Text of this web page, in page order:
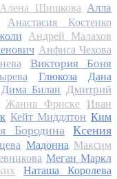
Алена Шишкова Алла
Анастасия Костенко
Андрей Малахов
Анфиса Чехова
Виктория Боня
Глюкоза
Дана
Дима Билан
Дмитрий
Жанна Фриске
Иван
Кейт Миддлтон Ким
Бородина
Ксения
Мадонна Максим
Меган Маркл
Наташа Королева